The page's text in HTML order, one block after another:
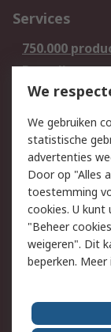
Services
750.000
Bestellen
Retouren
Track & Trace
Wettelijk
Cookiebeleid
Privacybeleid
Bijgewerkt
Algemene
Over RS
We
We gebruiken
statistische
advertenties
Door op "Alles
toestemming
cookies. U kunt
"Beheer
weigeren". Dit
beperken.